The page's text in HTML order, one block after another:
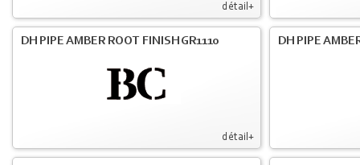
détail+
détail+
DH PIPE AMBER ROOT FINISH GR1110 DH PIPE